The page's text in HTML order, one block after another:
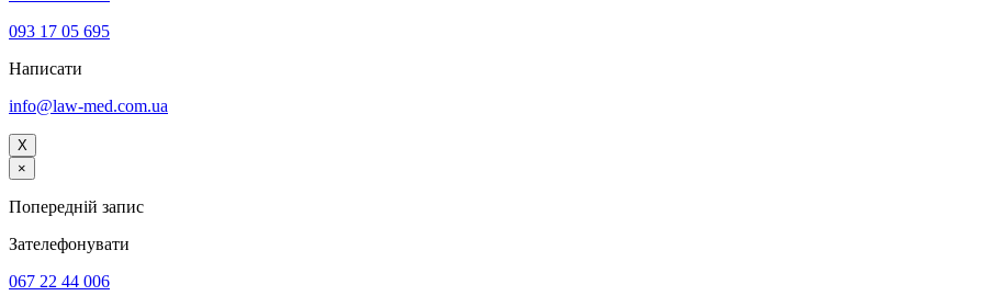
093 17 05 695
Написати
info@law-med.com.ua
X
×
Попередній запис
Зателефонувати
067 22 44 006